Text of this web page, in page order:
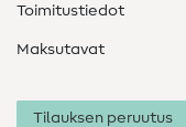
Toimitustiedot
Maksutavat
Tilauksen peruutus